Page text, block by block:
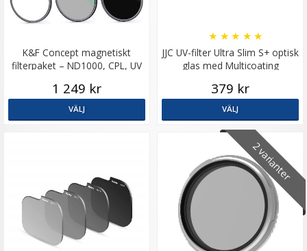
K&F Concept magnetiskt
filterpaket – ND1000, CPL, UV
1 249 kr
VÄLJ
JJC UV-filter Ultra Slim S+ optisk
glas med Multicoating
★ ★ ★ ★ ★
379 kr
VÄLJ
2 varianter